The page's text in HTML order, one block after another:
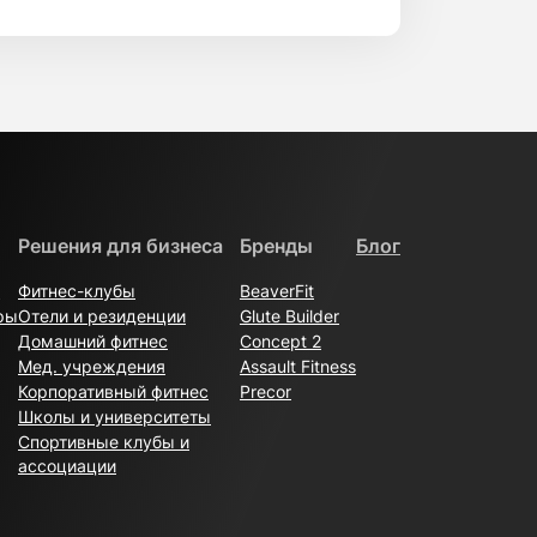
и формата клуба.
и рассчитать конфигурацию
интенсивность эксплуатации
трафик. Такой подход помогает
и уровень подготовки посетителей.
обеспечивает стабильную работу
и инвестиционными
подход позволяет эффективно
Решения для бизнеса
Фитнес-клубы
Отели и резиденции
Домашний фитнес
Мед. учреждения
Корпоративный фитнес
Школы и университеты
Спортивные клубы и
ассоциации
Бренды
BeaverFit
Glute Builder
Concept 2
Assault Fitness
Precor
Блог